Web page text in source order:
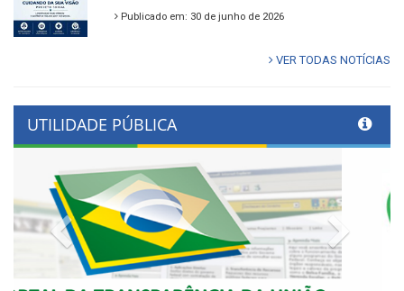
Publicado em: 30 de junho de 2026
VER TODAS NOTÍCIAS
UTILIDADE PÚBLICA
Previous Next